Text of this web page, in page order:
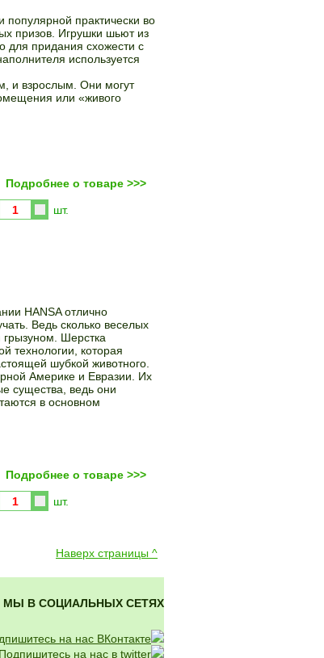
популярной практически во
призов. Игрушки шьют из
для придания схожести с
используется
и взрослым. Они могут
или «живого
Подробнее о товаре >>>
шт.
HANSA отлично
Ведь сколько веселых
Шерстка
технологии, которая
шубкой животного.
Америке и Евразии. Их
существа, ведь они
в основном
Подробнее о товаре >>>
шт.
Наверх страницы ^
МЫ В СОЦИАЛЬНЫХ СЕТЯХ